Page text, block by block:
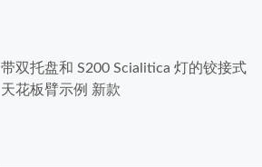
带双托盘和 S200 Scialitica 灯的铰接式
天花板臂示例 新款